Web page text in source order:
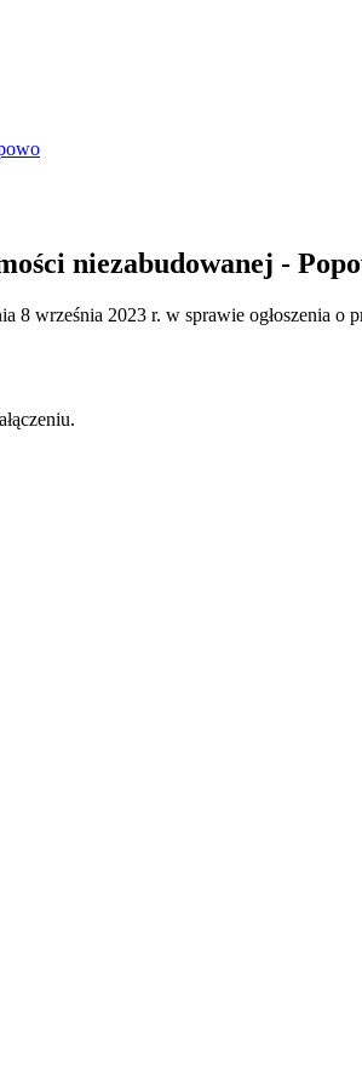
niezabudowanej -
września 2023 r. w sprawie ogłoszenia o